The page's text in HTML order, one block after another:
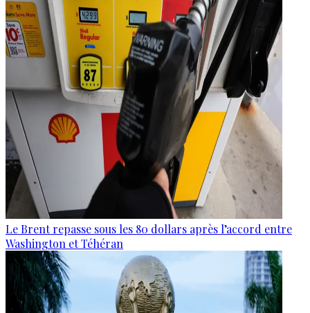
Le Brent repasse sous les 80 dollars après l’accord entre
Washington et Téhéran